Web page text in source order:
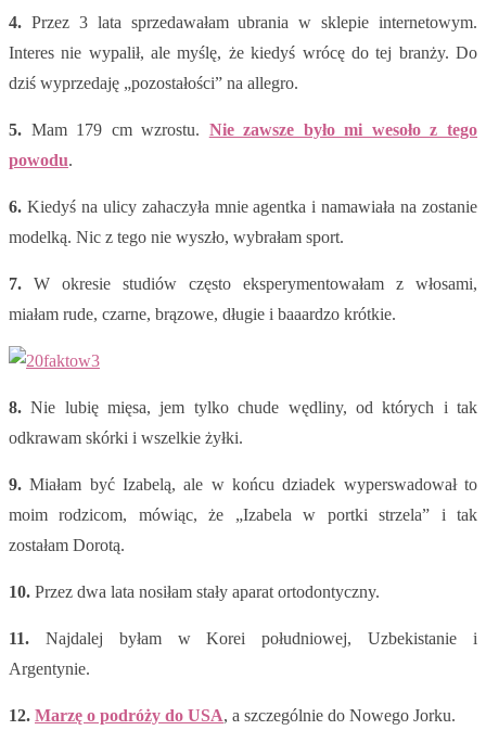
4. Przez 3 lata sprzedawałam ubrania w sklepie internetowym.
Interes nie wypalił, ale myślę, że kiedyś wrócę do tej branży. Do
dziś wyprzedaję „pozostałości” na allegro.
5. Mam 179 cm wzrostu. Nie zawsze było mi wesoło z tego
powodu.
6. Kiedyś na ulicy zahaczyła mnie agentka i namawiała na zostanie
modelką. Nic z tego nie wyszło, wybrałam sport.
7. W okresie studiów często eksperymentowałam z włosami,
miałam rude, czarne, brązowe, długie i baaardzo krótkie.
8. Nie lubię mięsa, jem tylko chude wędliny, od których i tak
odkrawam skórki i wszelkie żyłki.
9. Miałam być Izabelą, ale w końcu dziadek wyperswadował to
moim rodzicom, mówiąc, że „Izabela w portki strzela” i tak
zostałam Dorotą.
10. Przez dwa lata nosiłam stały aparat ortodontyczny.
11. Najdalej byłam w Korei południowej, Uzbekistanie i
Argentynie.
12. Marzę o podróży do USA, a szczególnie do Nowego Jorku.